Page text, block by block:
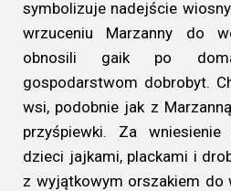
symbolizuje nadejście
wrzuceniu Marzanny do
obnosili gaik po
gospodarstwom dobrobyt.
wsi, podobnie jak z
przyśpiewki. Za wniesienie
dzieci jajkami, plackami i
z wyjątkowym orszakiem do